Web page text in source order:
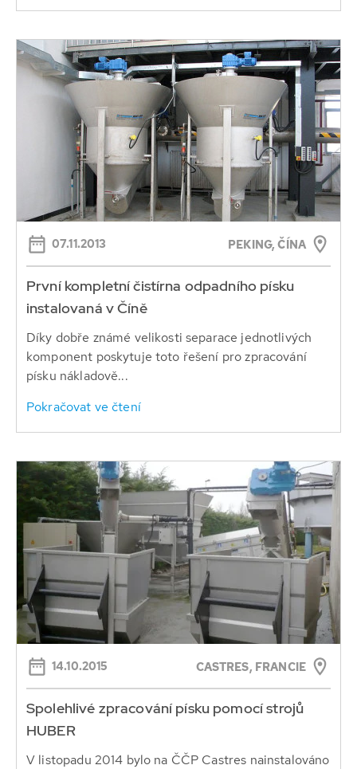
07.11.2013 PEKING, ČÍNA
První kompletní čistírna odpadního písku
instalovaná v Číně
Díky dobře známé velikosti separace jednotlivých
komponent poskytuje toto řešení pro zpracování
písku nákladově...
Pokračovat ve čtení
14.10.2015 CASTRES, FRANCIE
Spolehlivé zpracování písku pomocí strojů
HUBER
V listopadu 2014 bylo na ČČP Castres nainstalováno